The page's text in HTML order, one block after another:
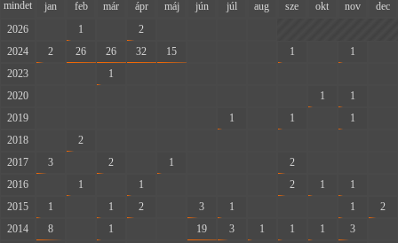
mindet jan feb már ápr máj jún júl aug sze okt nov
dec
2026
1 2
2024
2 26 26 32 15 1 1
2023
1
2020
1 1
2019
1 1 1
2018
2
2017
3 2 1 2
2016
1 1 2 1 1
2015
1 1 2 3 1 1
2
2014
8 1 19 3 1 1 1 3